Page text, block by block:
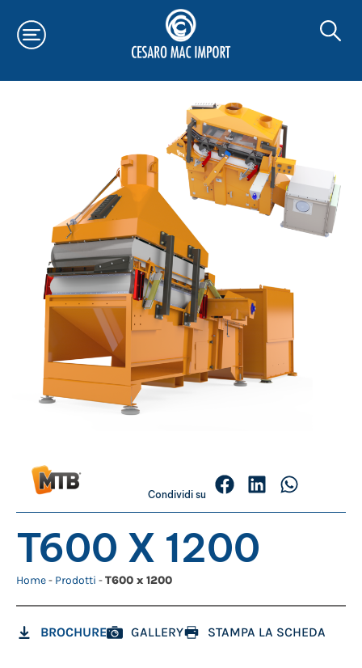
Condividi su
T600 X 1200
Home- Prodotti -T600 x 1200
BROCHURE GALLERY STAMPA LA SCHEDA